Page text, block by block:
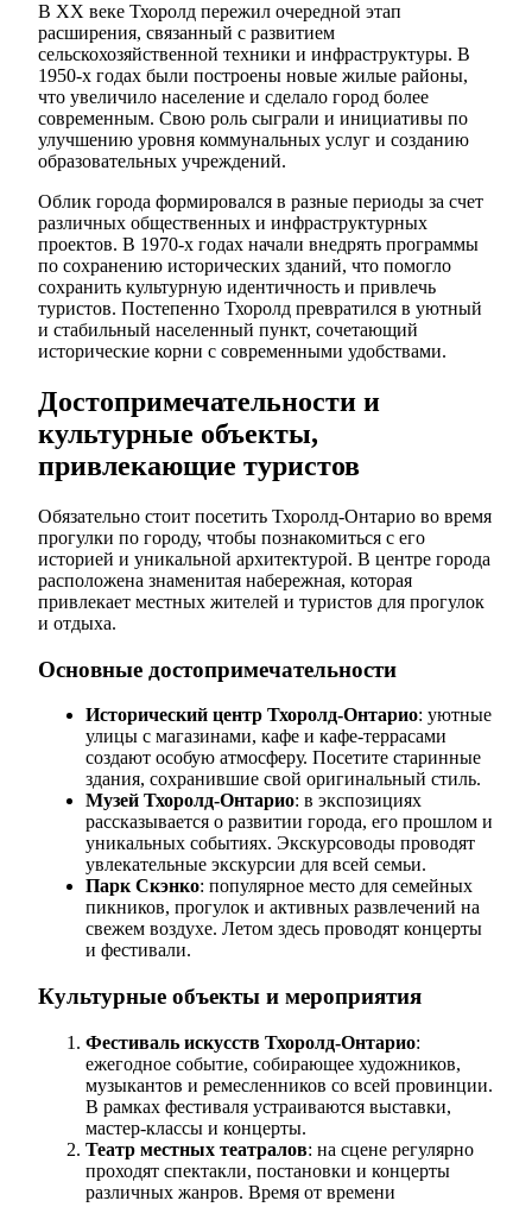
В XX веке Тхоролд пережил очередной этап
расширения, связанный с развитием
сельскохозяйственной техники и инфраструктуры. В
1950-х годах были построены новые жилые районы,
что увеличило население и сделало город более
современным. Свою роль сыграли и инициативы по
улучшению уровня коммунальных услуг и созданию
образовательных учреждений.
Облик города формировался в разные периоды за счет
различных общественных и инфраструктурных
проектов. В 1970-х годах начали внедрять программы
по сохранению исторических зданий, что помогло
сохранить культурную идентичность и привлечь
туристов. Постепенно Тхоролд превратился в уютный
и стабильный населенный пункт, сочетающий
исторические корни с современными удобствами.
Достопримечательности и
культурные объекты,
привлекающие туристов
Обязательно стоит посетить Тхоролд-Онтарио во время
прогулки по городу, чтобы познакомиться с его
историей и уникальной архитектурой. В центре города
расположена знаменитая набережная, которая
привлекает местных жителей и туристов для прогулок
и отдыха.
Основные достопримечательности
Исторический центр Тхоролд-Онтарио: уютные
улицы с магазинами, кафе и кафе-террасами
создают особую атмосферу. Посетите старинные
здания, сохранившие свой оригинальный стиль.
Музей Тхоролд-Онтарио: в экспозициях
рассказывается о развитии города, его прошлом и
уникальных событиях. Экскурсоводы проводят
увлекательные экскурсии для всей семьи.
Парк Скэнко: популярное место для семейных
пикников, прогулок и активных развлечений на
свежем воздухе. Летом здесь проводят концерты
и фестивали.
Культурные объекты и мероприятия
Фестиваль искусств Тхоролд-Онтарио:
ежегодное событие, собирающее художников,
музыкантов и ремесленников со всей провинции.
В рамках фестиваля устраиваются выставки,
мастер-классы и концерты.
Театр местных театралов: на сцене регулярно
проходят спектакли, постановки и концерты
различных жанров. Время от времени